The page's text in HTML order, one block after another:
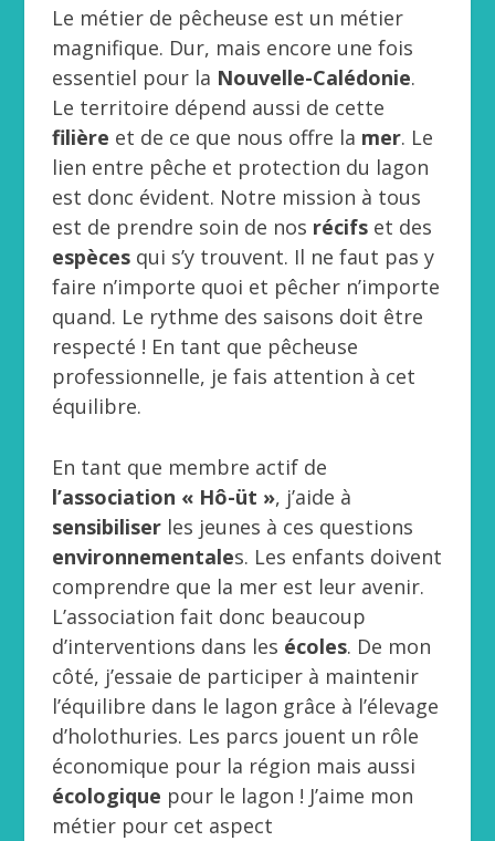
Le métier de pêcheuse est un métier
magnifique. Dur, mais encore une fois
essentiel pour la Nouvelle-Calédonie.
Le territoire dépend aussi de cette
filière et de ce que nous offre la mer. Le
lien entre pêche et protection du lagon
est donc évident. Notre mission à tous
est de prendre soin de nos récifs et des
espèces qui s’y trouvent. Il ne faut pas y
faire n’importe quoi et pêcher n’importe
quand. Le rythme des saisons doit être
respecté ! En tant que pêcheuse
professionnelle, je fais attention à cet
équilibre.
En tant que membre actif de
l’association « Hô-üt », j’aide à
sensibiliser les jeunes à ces questions
environnementales. Les enfants doivent
comprendre que la mer est leur avenir.
L’association fait donc beaucoup
d’interventions dans les écoles. De mon
côté, j’essaie de participer à maintenir
l’équilibre dans le lagon grâce à l’élevage
d’holothuries. Les parcs jouent un rôle
économique pour la région mais aussi
écologique pour le lagon ! J’aime mon
métier pour cet aspect